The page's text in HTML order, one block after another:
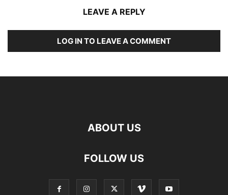
LEAVE A REPLY
LOG IN TO LEAVE A COMMENT
ABOUT US
FOLLOW US